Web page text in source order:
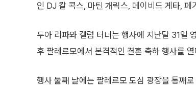
인 DJ 칼 콕스, 마틴 개릭스, 데이비드 게타,
두아 리파와 캘럼 터너는 행사에 지난달 31일
후 팔레르모에서 본격적인 결혼 축하 행사를
행사 둘째 날에는 팔레르모 도심 광장을 통째